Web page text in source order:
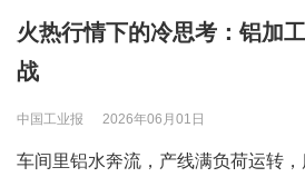
火热行情下的冷思考：铝加
战
中国工业报 2026年06月01日
车间里铝水奔流，产线满负荷运转